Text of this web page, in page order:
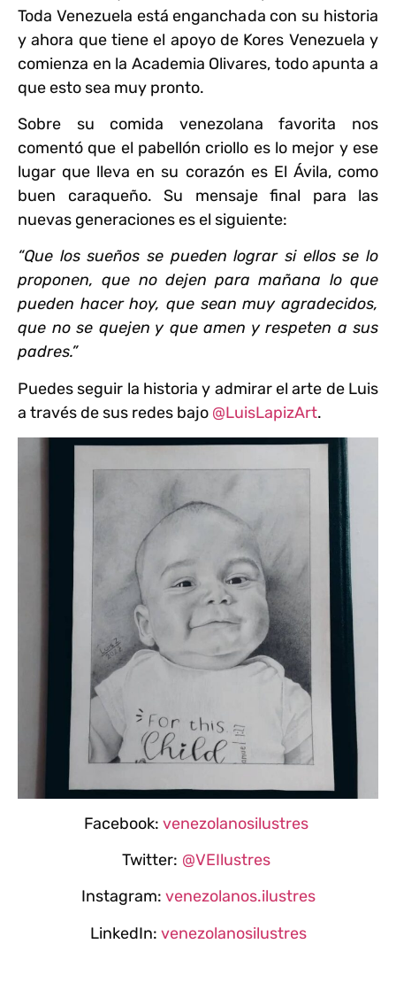
Toda Venezuela está enganchada con su historia
y ahora que tiene el apoyo de Kores Venezuela y
comienza en la Academia Olivares, todo apunta a
que esto sea muy pronto.
Sobre su comida venezolana favorita nos
comentó que el pabellón criollo es lo mejor y ese
lugar que lleva en su corazón es El Ávila, como
buen caraqueño. Su mensaje final para las
nuevas generaciones es el siguiente:
“Que los sueños se pueden lograr si ellos se lo
proponen, que no dejen para mañana lo que
pueden hacer hoy, que sean muy agradecidos,
que no se quejen y que amen y respeten a sus
padres.”
Puedes seguir la historia y admirar el arte de Luis
a través de sus redes bajo @LuisLapizArt.
Facebook: venezolanosilustres
Twitter: @VEIlustres
Instagram: venezolanos.ilustres
LinkedIn: venezolanosilustres